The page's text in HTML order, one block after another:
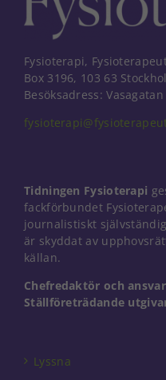
Fysioterapi,
Box 3196, 103 63
Besöksadress:
Tidningen Fysioterapi
fackförbundet
journalistiskt
är skyddat av
källan.
Chefredaktör och
Ställföreträdande
Lyssna